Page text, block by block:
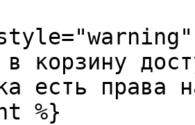
в корзину
есть права
%}